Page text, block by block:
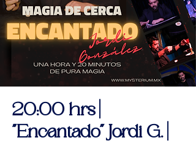
20:00 hrs |
"Encantado" Jordi G. |